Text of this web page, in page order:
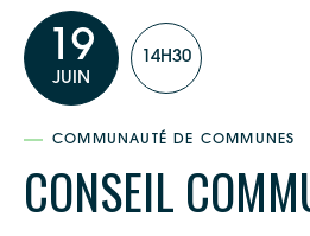
19
JUIN
14H30
COMMUNAUTÉ DE COMMUNES
CONSEIL